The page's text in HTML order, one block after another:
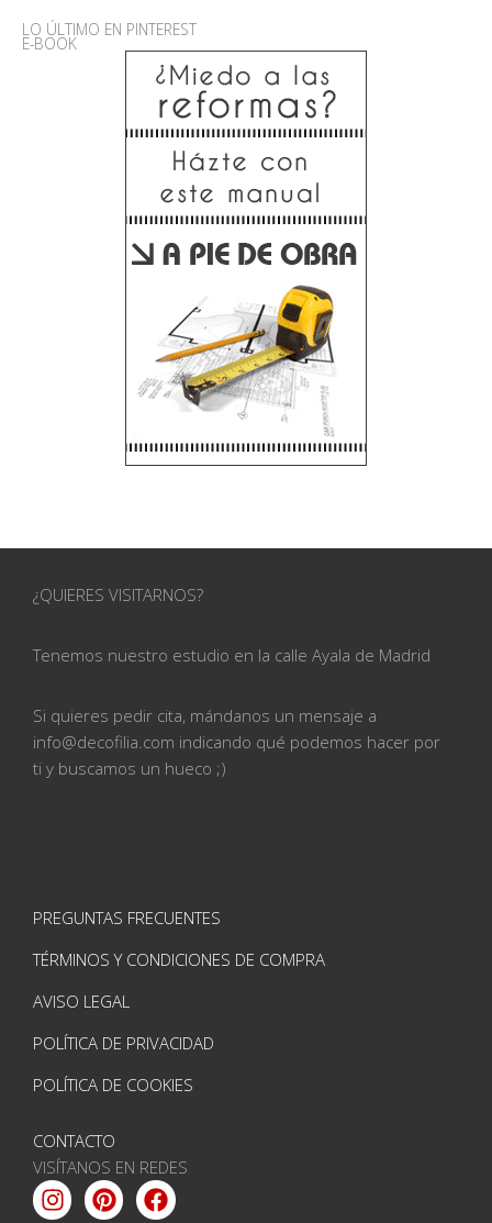
LO ÚLTIMO EN PINTEREST
E-BOOK
¿QUIERES VISITARNOS?
Tenemos nuestro estudio en la calle Ayala de Madrid
Si quieres pedir cita, mándanos un mensaje a
info@decofilia.com indicando qué podemos hacer por
ti y buscamos un hueco ;)
PREGUNTAS FRECUENTES
TÉRMINOS Y CONDICIONES DE COMPRA
AVISO LEGAL
POLÍTICA DE PRIVACIDAD
POLÍTICA DE COOKIES
CONTACTO
VISÍTANOS EN REDES
Instagram
PinterestFacebook